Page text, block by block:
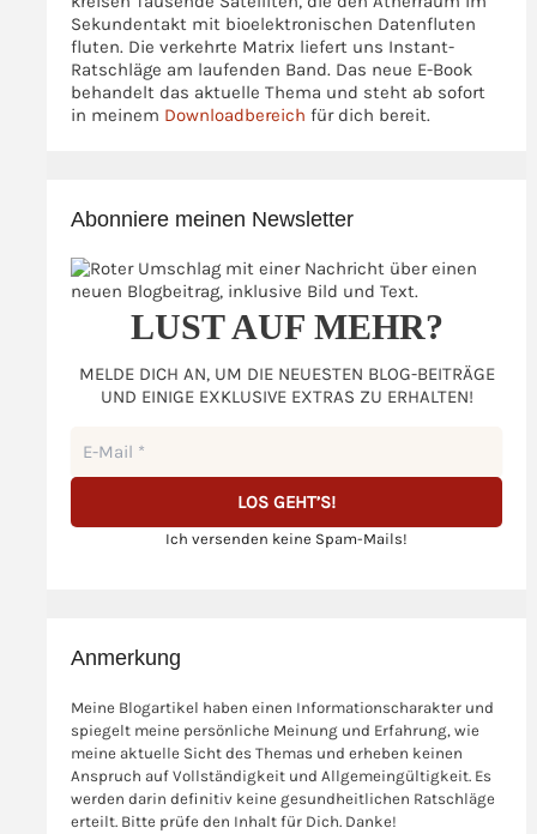
Sekundentakt mit bioelektronischen Datenfluten
fluten. Die verkehrte Matrix liefert uns Instant-
Ratschläge am laufenden Band. Das neue E-Book
behandelt das aktuelle Thema und steht ab sofort
in meinem Downloadbereich für dich bereit.
Abonniere meinen Newsletter
LUST AUF MEHR?
MELDE DICH AN, UM DIE NEUESTEN BLOG-BEITRÄGE
UND EINIGE EXKLUSIVE EXTRAS ZU ERHALTEN!
Ich versenden keine Spam-Mails!
Anmerkung
Meine Blogartikel haben einen Informationscharakter und
spiegelt meine persönliche Meinung und Erfahrung, wie
meine aktuelle Sicht des Themas und erheben keinen
Anspruch auf Vollständigkeit und Allgemeingültigkeit. Es
werden darin definitiv keine gesundheitlichen Ratschläge
erteilt. Bitte prüfe den Inhalt für Dich. Danke!